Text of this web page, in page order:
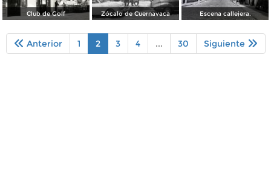
Club de Golf Zócalo de Cuernavaca Escena callejera.
Anterior 1 2 3 4 ... 30 Siguiente